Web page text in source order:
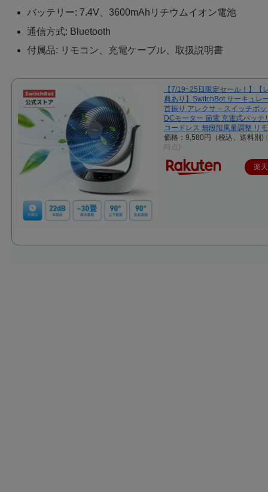
バッテリー: 7.4V、3600mAhリチウムイオン電池
通信方式: Bluetooth
付属品: リモコン、充電ケーブル、取扱説明書
【7/19~25日限定セール！】【
典あり】SwitchBot サーキュレ
首振り アレクサ – スイッチボ
DCモーター 節電 充電式バッテ
コードレス 無段階風量調整 リ
価格：9,580円（税込、送料別)
時点)
楽